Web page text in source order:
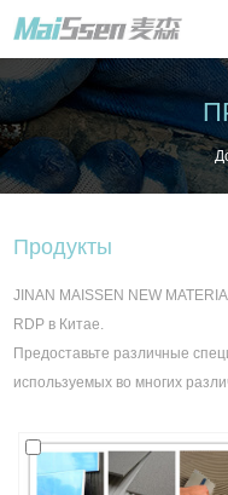
Продукты
JINAN MAISSEN NEW
RDP в Китае.
Предоставьте различные
используемых во многих